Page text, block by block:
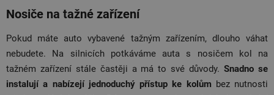
Nosiče na tažné zařízení
Pokud máte auto vybavené tažným zařízením, dlouho váhat
nebudete. Na silnicích potkáváme auta s nosičem kol na
tažném zařízení stále častěji a má to své důvody.Snadno se
instalují a nabízejí jednoduchý přístup ke kolům bez nutnosti